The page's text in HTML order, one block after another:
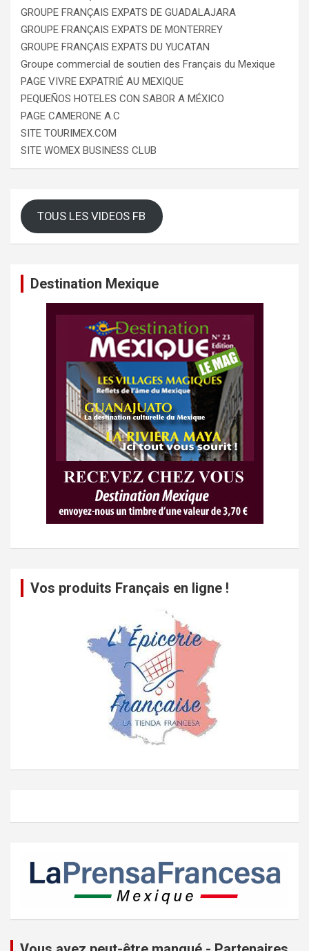
GROUPE FRANÇAIS EXPATS DE GUADALAJARA
GROUPE FRANÇAIS EXPATS DE MONTERREY
GROUPE FRANÇAIS EXPATS DU YUCATAN
Groupe commercial de soutien des Français du Mexique
PAGE VIVRE EXPATRIÉ AU MEXIQUE
PEQUEÑOS HOTELES CON SABOR A MÉXICO
PAGE CAMERONE A.C
SITE TOURIMEX.COM
SITE WOMEX BUSINESS CLUB
TOUS LES VIDEOS FB
Destination Mexique
Vos produits Français en ligne !